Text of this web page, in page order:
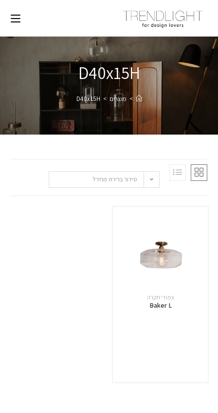
D40x15H
> מוצרים >
D40x15H
סידור ברירת מחדל
צמודי תקרה
Baker L